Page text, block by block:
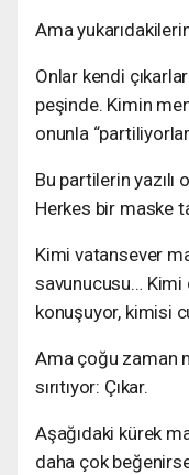
Ama
Onlar kendi
peşinde. Kimin
onunla
Bu partilerin yazılı
Herkes bir maske
Kimi vatansever
savunucusu… Kimi
konuşuyor, kimisi
Ama çoğu zaman
sırıtıyor: Çıkar.
Aşağıdaki kürek
daha çok